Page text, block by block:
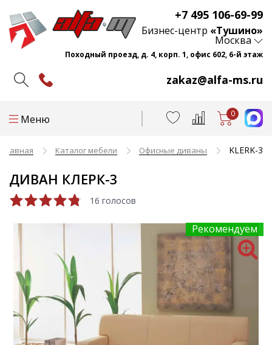
+7 495 106-69-99
zakaz@alfa-ms.ru
Бизнес-центр «Тушино»
Москва
Походный проезд, д. 4, корп. 1, офис 602, 6-й этаж
Меню 0
Главная Каталог мебели Офисные диваны KLERK-3
ДИВАН КЛЕРК-3
16 голосов
Рекомендуем